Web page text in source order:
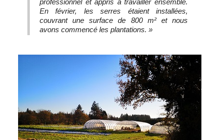
En février, les serres étaient installées,
couvrant une surface de 800 m² et nous
avons commencé les plantations. »